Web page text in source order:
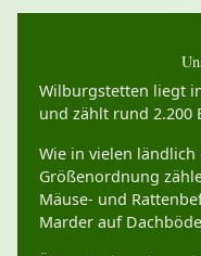
Wilburgstetten liegt
und zählt rund 2.200
Wie in vielen
Größenordnung
Mäuse- und
Marder auf